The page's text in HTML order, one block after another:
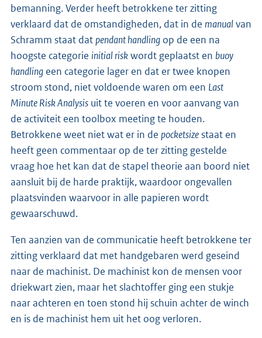
bemanning. Verder heeft betrokkene ter zitting
verklaard dat de omstandigheden, dat in de manualvan
Schramm staat dat pendant handling op de een na
hoogste categorie initial riskwordt geplaatst en buoy
handling een categorie lager en dat er twee knopen
stroom stond, niet voldoende waren om een Last
Minute Risk Analysis uit te voeren en voor aanvang van
de activiteit een toolbox meeting te houden.
Betrokkene weet niet wat er in de pocketsizestaat en
heeft geen commentaar op de ter zitting gestelde
vraag hoe het kan dat de stapel theorie aan boord niet
aansluit bij de harde praktijk, waardoor ongevallen
plaatsvinden waarvoor in alle papieren wordt
gewaarschuwd.
Ten aanzien van de communicatie heeft betrokkene ter
zitting verklaard dat met handgebaren werd geseind
naar de machinist. De machinist kon de mensen voor
driekwart zien, maar het slachtoffer ging een stukje
naar achteren en toen stond hij schuin achter de winch
en is de machinist hem uit het oog verloren.